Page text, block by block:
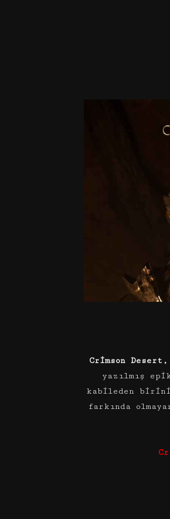
Crimson Desert,
yazılmış
kabileden
farkında